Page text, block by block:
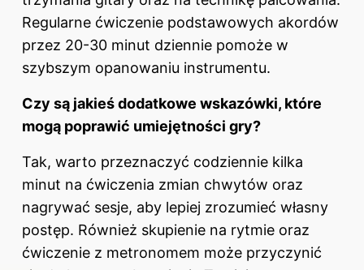
Regularne ćwiczenie podstawowych akordów
przez 20-30 minut dziennie pomoże w
szybszym opanowaniu instrumentu.
Czy są jakieś dodatkowe wskazówki, które
mogą poprawić umiejętności gry?
Tak, warto przeznaczyć codziennie kilka
minut na ćwiczenia zmian chwytów oraz
nagrywać sesje, aby lepiej zrozumieć własny
postęp. Również skupienie na rytmie oraz
ćwiczenie z metronomem może przyczynić